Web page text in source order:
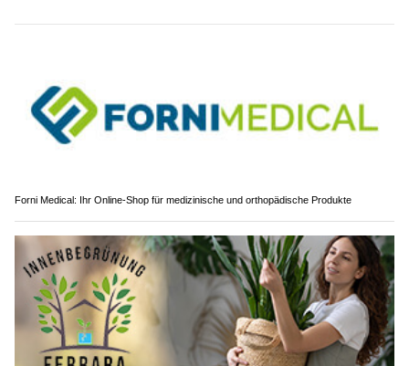
Forni Medical: Ihr Online-Shop für medizinische und orthopädische Produkte